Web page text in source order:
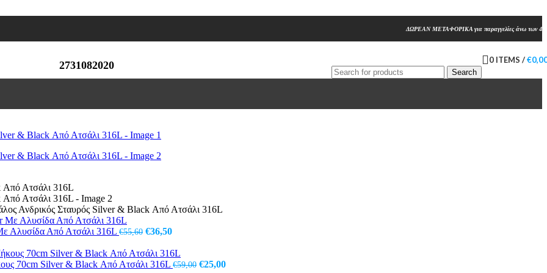
ΔΩΡΕΑΝ ΜΕΤΑΦΟΡΙΚΑ για παραγγελίες άνω των
2731082020
Search
0 ITEMS /€
Ανδρικός Σταυρός Silver & Black Από Ατσάλι 316L
Αλυσίδα Από Ατσάλι 316L €55,60 Original
was:
€55,60.
€36,50Η
τιμή
είναι:
70cm Silver & Black Από Ατσάλι 316L €59,00 Original
€25,00Η